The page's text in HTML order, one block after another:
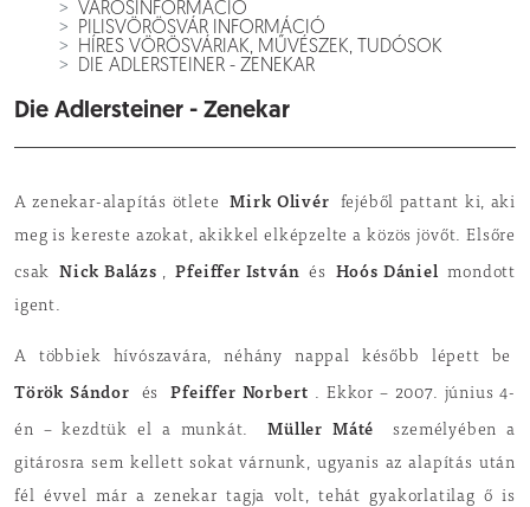
VÁROSINFORMÁCIÓ
PILISVÖRÖSVÁR INFORMÁCIÓ
HÍRES VÖRÖSVÁRIAK, MŰVÉSZEK, TUDÓSOK
DIE ADLERSTEINER - ZENEKAR
Die Adlersteiner - Zenekar
A zenekar-alapítás ötleteMirk Olivér
fejéből pattant ki, aki
meg is kereste azokat, akikkel elképzelte a közös jövőt. Elsőre
csak Nick Balázs ,Pfeiffer István és Hoós Dániel mondott
igent.
A többiek hívószavára, néhány nappal később lépett be
Török Sándor ésPfeiffer Norbert . Ekkor – 2007. június 4-
én – kezdtük el a munkát.Müller Máté
személyében a
gitárosra sem kellett sokat várnunk, ugyanis az alapítás után
fél évvel már a zenekar tagja volt, tehát gyakorlatilag ő is